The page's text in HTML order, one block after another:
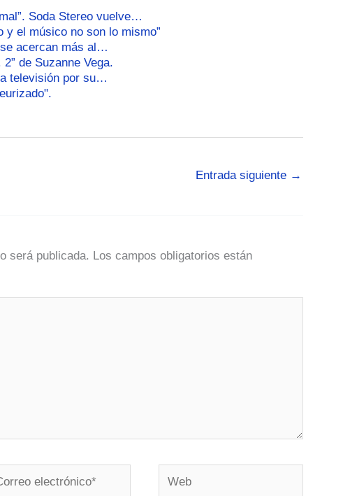
Soda Stereo vuelve…
y el músico no son lo mismo”
acercan más al…
de Suzanne Vega.
televisión por su…
Entrada siguiente →
será publicada. Los campos obligatorios están